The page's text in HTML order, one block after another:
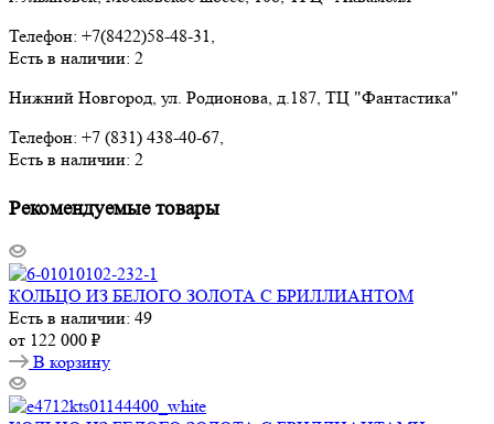
Телефон: +7(8422)58-48-31,
Есть в наличии: 2
Нижний Новгород, ул. Родионова, д.187, ТЦ "Фантастика"
Телефон: +7 (831) 438-40-67,
Есть в наличии: 2
Рекомендуемые товары
КОЛЬЦО ИЗ БЕЛОГО ЗОЛОТА С БРИЛЛИАНТОМ
Есть в наличии: 49
от 122 000 ₽
В корзину